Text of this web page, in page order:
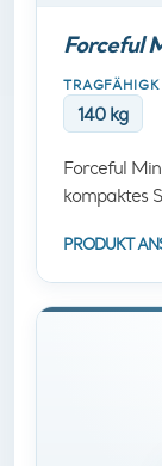
Forceful
140 kg
Forceful
kompaktes
PRODUKT